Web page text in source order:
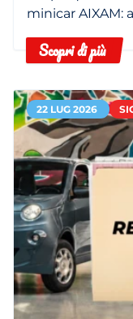
minicar AIXAM:
Scopri di più
22 LUG 2026